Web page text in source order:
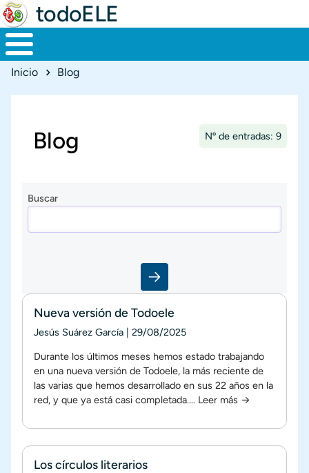
todoELE
Ruta de navegación
Inicio Blog
Blog Nº de entradas: 9
Buscar
Nueva versión de Todoele
Jesús Suárez García | 29/08/2025
Durante los últimos meses hemos estado trabajando
en una nueva versión de Todoele, la más reciente de
las varias que hemos desarrollado en sus 22 años en la
red, y que ya está casi completada.... Leer más →
Los círculos literarios